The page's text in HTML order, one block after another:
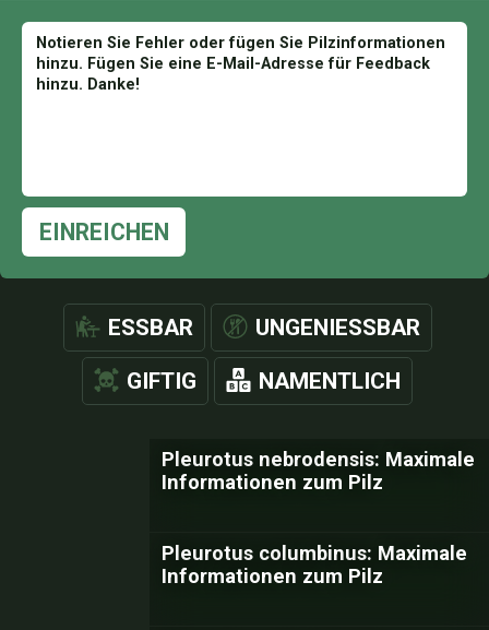
EINREICHEN
ESSBAR UNGENIESSBAR
GIFTIG NAMENTLICH
Pleurotus nebrodensis: Maximale
Informationen zum Pilz
Pleurotus columbinus: Maximale
Informationen zum Pilz